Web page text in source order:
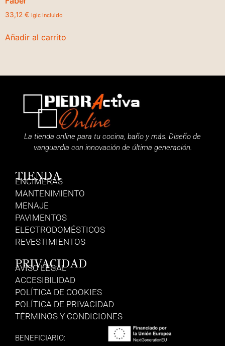
33,12 € Igic Incluido
Añadir al carrito
La tienda online para tu cocina, baño y más. Diseño de
vanguardia con innovación de última generación.
TIENDA
ENCIMERAS
MANTENIMIENTO
MENAJE
PAVIMENTOS
ELECTRODOMÉSTICOS
REVESTIMIENTOS
PRIVACIDAD
AVISO LEGAL
ACCESIBILIDAD
POLÍTICA DE COOKIES
POLÍTICA DE PRIVACIDAD
TÉRMINOS Y CONDICIONES
BENEFICIARIO: